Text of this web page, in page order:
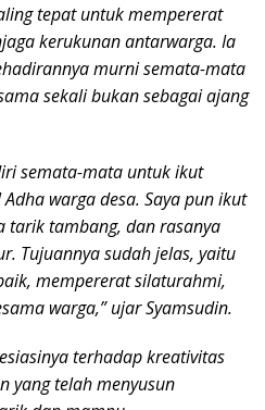
tepat untuk mempererat
kerukunan antarwarga. Ia
murni semata-mata
sekali bukan sebagai ajang
semata-mata untuk ikut
warga desa. Saya pun ikut
tambang, dan rasanya
Tujuannya sudah jelas, yaitu
mempererat silaturahmi,
warga,” ujar Syamsudin.
terhadap kreativitas
yang telah menyusun